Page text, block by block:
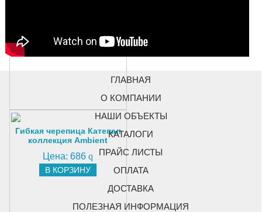
Гибкая черепица Катепал
коллекция Ambient
Цена:686 q
В КОРЗИНУ
ГЛАВНАЯ
О КОМПАНИИ
НАШИ ОБЪЕКТЫ
КАТАЛОГИ
ПРАЙС ЛИСТЫ
ОПЛАТА
ДОСТАВКА
ПОЛЕЗНАЯ ИНФОРМАЦИЯ